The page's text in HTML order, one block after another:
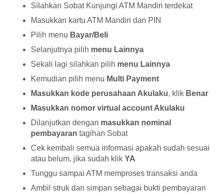
Silahkan Sobat Kunjungi ATM Mandiri terdekat
Masukkan kartu ATM Mandiri dan PIN
Pilih menu Bayar/Beli
Selanjutnya pilih menu Lainnya
Sekali lagi silahkan pilih menu Lainnya
Kemudian pilih menu Multi Payment
Masukkan kode perusahaan Akulaku, klik Benar
Masukkan nomor virtual account Akulaku
Dilanjutkan dengan masukkan nominal
pembayaran tagihan Sobat
Cek kembali semua informasi apakah sudah sesuai
atau belum, jika sudah klik YA
Tunggu sampai ATM memproses transaksi anda
Ambil struk dan simpan sebagai bukti pembayaran